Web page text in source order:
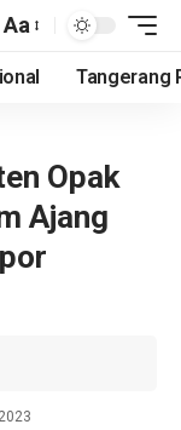
Aa
Tangerang
Opak
Ajang